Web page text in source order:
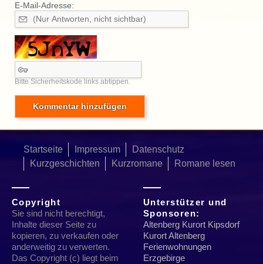
E-Mail-Adresse:
Bitte Sicherheitskode links abtippen.
Startseite Impressum
Datenschutz
Kurzgeschichten
Kurzromane Romane lesen
Copyright
Sie sind nicht berechtigt,
Inhalte dieser Seite zu
kopieren, zu verkaufen oder
anderweitig zu verwerten.
Das Copyright (c) liegt beim
Unterstützer und
Sponsoren:
Altenberg Kurort Kipsdorf
Kurort Altenberg
Ferienwohnungen
Erzgebirge